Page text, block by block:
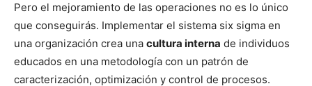
Pero el mejoramiento de las operaciones no es lo único
que conseguirás. Implementar el sistema six sigma en
una organización crea una cultura interna de individuos
educados en una metodología con un patrón de
caracterización, optimización y control de procesos.